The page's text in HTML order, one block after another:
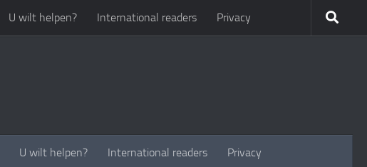
U wilt helpen? International readers Privacy
U wilt helpen? International readers Privacy